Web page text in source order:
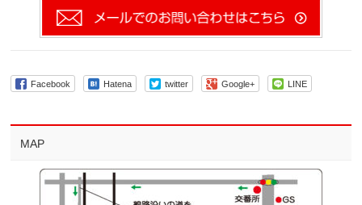
Facebook Hatena twitter Google+ LINE
MAP